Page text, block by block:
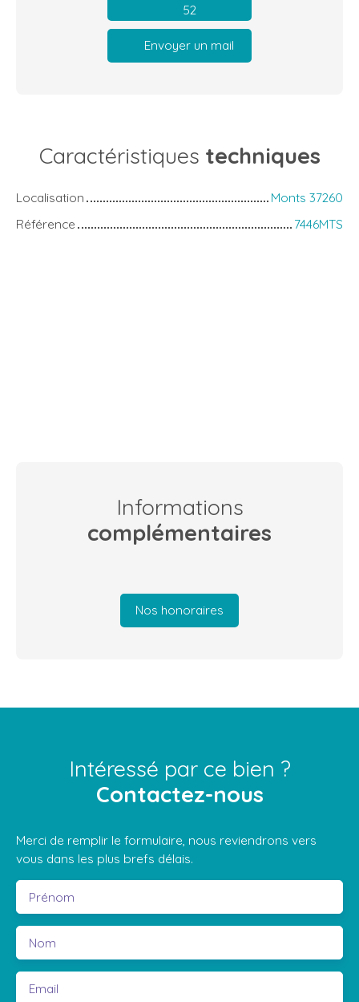
52
Envoyer un mail
Caractéristiques techniques
Localisation
Monts 37260
Référence
7446MTS
Informations
complémentaires
Nos honoraires
Intéressé par ce bien ?
Contactez-nous
Merci de remplir le formulaire, nous reviendrons vers
vous dans les plus brefs délais.
Prénom
Nom
Email